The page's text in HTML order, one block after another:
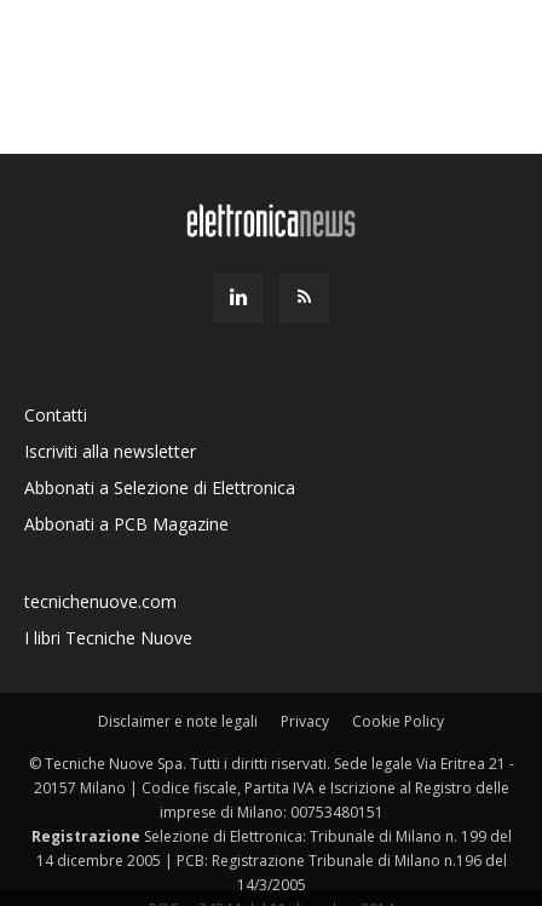
Contatti
Iscriviti alla newsletter
Abbonati a Selezione di Elettronica
Abbonati a PCB Magazine
tecnichenuove.com
I libri Tecniche Nuove
Disclaimer e note legali Privacy Cookie Policy
© Tecniche Nuove Spa. Tutti i diritti riservati. Sede legale Via Eritrea 21 -
20157 Milano | Codice fiscale, Partita IVA e Iscrizione al Registro delle
imprese di Milano: 00753480151
Registrazione Selezione di Elettronica: Tribunale di Milano n. 199 del
14 dicembre 2005 | PCB: Registrazione Tribunale di Milano n.196 del
14/3/2005